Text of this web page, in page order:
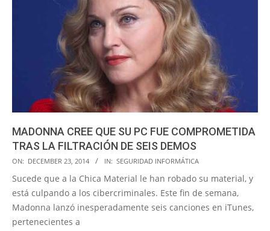
MADONNA CREE QUE SU PC FUE COMPROMETIDA
TRAS LA FILTRACIÓN DE SEIS DEMOS
2014-
12-
23
ON: DECEMBER 23, 2014 IN: SEGURIDAD INFORMÁTICA
Sucede que a la Chica Material le han robado su material, y
está culpando a los cibercriminales. Este fin de semana,
Madonna lanzó inesperadamente seis canciones en iTunes,
pertenecientes a